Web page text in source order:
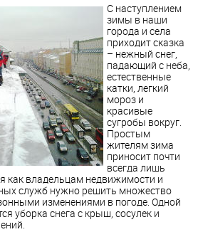
С наступлением
зимы в наши
города и села
приходит сказка
– нежный снег,
падающий с неба,
естественные
катки, легкий
мороз и
красивые
сугробы вокруг.
Простым
жителям зима
приносит почти
всегда лишь
как владельцам недвижимости и
служб нужно решить множество
изменениями в погоде. Одной
уборка снега с крыш, сосулек и